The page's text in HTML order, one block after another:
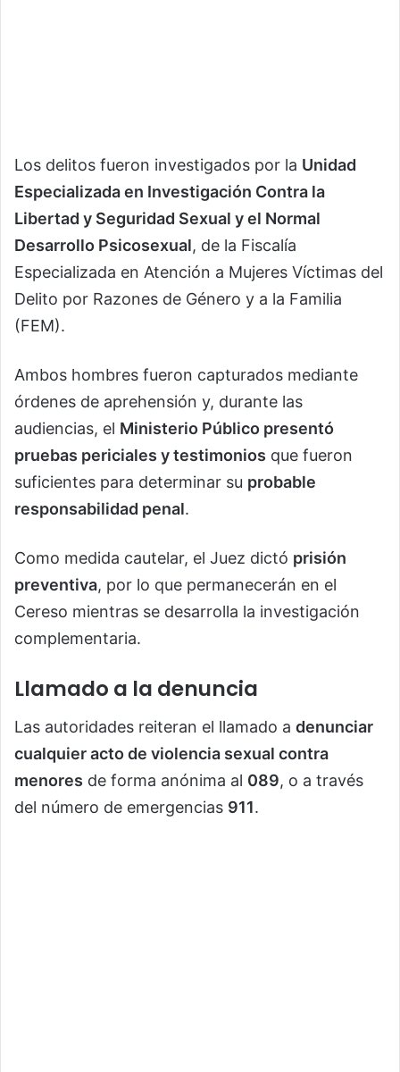
Los delitos fueron investigados por la Unidad
Especializada en Investigación Contra la
Libertad y Seguridad Sexual y el Normal
Desarrollo Psicosexual, de la Fiscalía
Especializada en Atención a Mujeres Víctimas del
Delito por Razones de Género y a la Familia
(FEM).
Ambos hombres fueron capturados mediante
órdenes de aprehensión y, durante las
audiencias, el Ministerio Público presentó
pruebas periciales y testimonios que fueron
suficientes para determinar su probable
responsabilidad penal.
Como medida cautelar, el Juez dictó prisión
preventiva, por lo que permanecerán en el
Cereso mientras se desarrolla la investigación
complementaria.
Llamado a la denuncia
Las autoridades reiteran el llamado a denunciar
cualquier acto de violencia sexual contra
menores de forma anónima al 089, o a través
del número de emergencias 911.